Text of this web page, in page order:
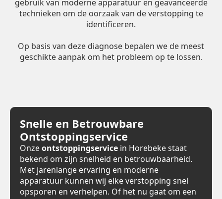
gebruik van moderne apparatuur en geavanceerde
technieken om de oorzaak van de verstopping te
identificeren.
Op basis van deze diagnose bepalen we de meest
geschikte aanpak om het probleem op te lossen.
Snelle en Betrouwbare
Ontstoppingservice
Onzeontstoppingservice in Horebeke staat
bekend om zijn snelheid en betrouwbaarheid.
Met jarenlange ervaring en moderne
apparatuur kunnen wij elke verstopping snel
opsporen en verhelpen. Of het nu gaat om een